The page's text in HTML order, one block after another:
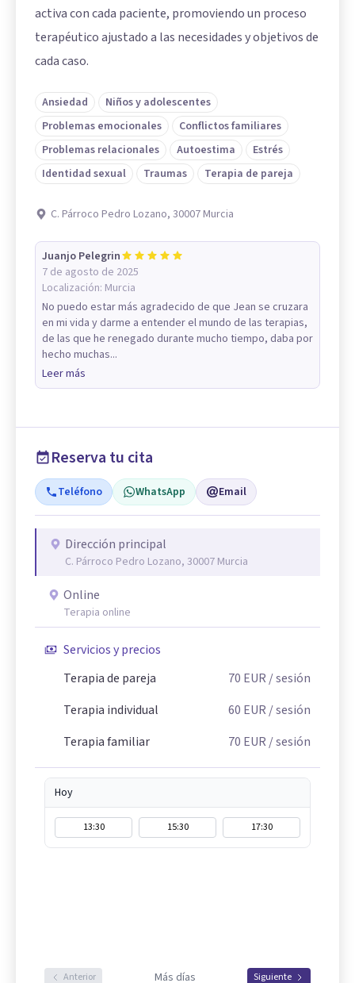
activa con cada paciente, promoviendo un proceso
terapéutico ajustado a las necesidades y objetivos de
cada caso.
Ansiedad
Niños y adolescentes
Problemas emocionales
Conflictos familiares
Problemas relacionales
Autoestima
Estrés
Identidad sexual
Traumas Terapia de pareja
C. Párroco Pedro Lozano, 30007 Murcia
Juanjo Pelegrin
7 de agosto de 2025
Localización: Murcia
No puedo estar más agradecido de que Jean se cruzara
en mi vida y darme a entender el mundo de las terapias,
de las que he renegado durante mucho tiempo, daba por
hecho muchas...
Leer más
Reserva tu cita
Teléfono WhatsApp Email
Dirección principal
C. Párroco Pedro Lozano, 30007 Murcia
Online
Terapia online
Servicios y precios
Terapia de pareja
70 EUR / sesión
Terapia individual
60 EUR / sesión
Terapia familiar
70 EUR / sesión
Hoy
13:30 15:30 17:30
Anterior Más días Siguiente